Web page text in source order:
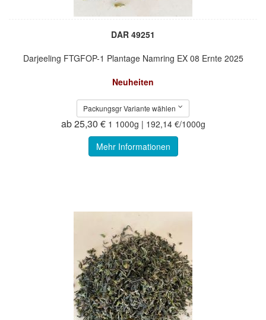
DAR 49251
Darjeeling FTGFOP-1 Plantage Namring EX 08 Ernte 2025
Neuheiten
Packungsgr Variante wählen
ab 25,30 € 1 1000g | 192,14 €/1000g
Mehr Informationen